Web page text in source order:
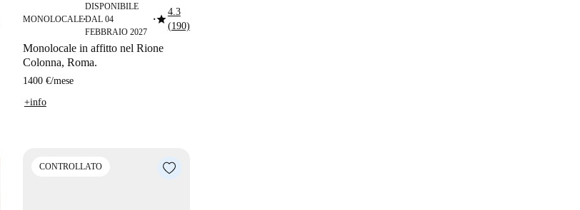
MONOLOCALE■
DISPONIBILE
DAL 04
FEBBRAIO 2027
■star4.3
(190)
Monolocale in affitto nel Rione
Colonna, Roma.
1400 €/mese
+info
CONTROLLATO